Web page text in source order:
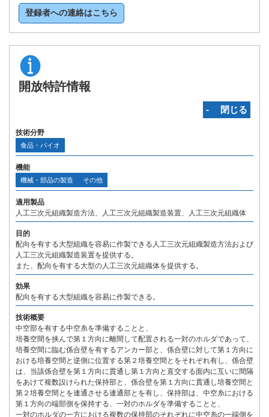
登録者への連絡はこちら
開放特許情報
‐ 閉じる
技術分野
食品・バイオ
機能
機械・部品の製造 その他
適用製品
人工三次元組織製造方法、人工三次元組織製造装置、人工三次元組織体
目的
配向を有する大型組織を容易に作製できる人工三次元組織製造方法および
人工三次元組織製造装置を提供する。
また、配向を有する大型の人工三次元組織体を提供する。
効果
配向を有する大型組織を容易に作製できる。
技術概要
中空部を有する中空糸を準備することと、
培養空間を挟んで第１方向に離間して配置される一対のホルダであって、
培養空間に臨む係合壁を有するアンカー部と、係合壁に対して第１方向に
おける培養空間と逆側に位置する第２培養空間とをそれぞれ有し、係合壁
は、当該係合壁を第１方向に貫通し第１方向と直交する面内に互いに間隔
をあけて複数設けられた保持部と、係合壁を第１方向に貫通し培養空間と
第２培養空間とを連通させる連通部とを有し、保持部は、中空糸における
第１方向の端部側を保持する、一対のホルダを準備することと、
一対のホルダの一方における複数の保持部のそれぞれに中空糸の一端側を